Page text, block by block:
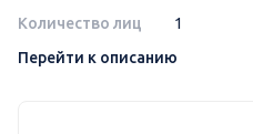
Количество лиц
1
Перейти к описанию